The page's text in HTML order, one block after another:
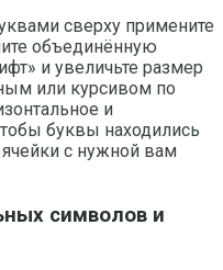
сверху примените
объединённую
и увеличьте размер
или курсивом по
и
буквы находились
с нужной вам
символов и